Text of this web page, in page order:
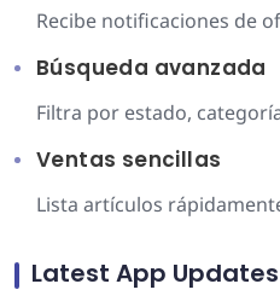
Recibe notificaciones de
Búsqueda avanzada
Filtra por estado,
Ventas sencillas
Lista artículos
Latest App Updates